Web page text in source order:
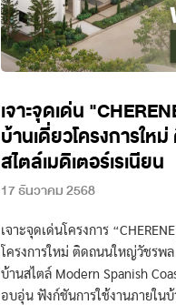
เจาะจุดเด่น
บ้านเดี่ยวโครงการใ
สไตล์เมดิเตอร์เรเนียน
17 ธันวาคม 2568
เจาะจุดเด่นโครงการ
โครงการใหม่ ติดถนนใหญ่วัชรพ
บ้านสไตล์ Modern Spanish
อบอุ่น ฟังก์ชันการใช้งานภายใน